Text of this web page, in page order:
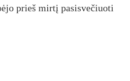
prieš mir­tį pa­si­sve­čiuo­ti